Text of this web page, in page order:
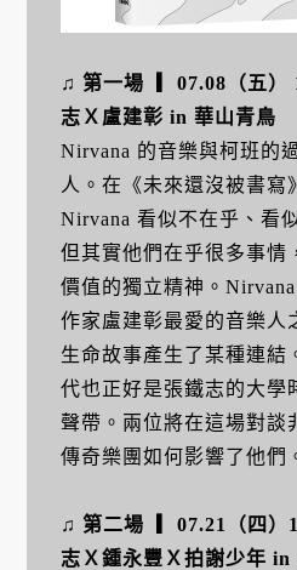
♫ 第一場 ▎07.08（五）
志Ｘ盧建彰 in 華山青鳥
Nirvana 的音樂與柯班的
人。在《未來還沒被書寫
Nirvana 看似不在乎、看
但其實他們在乎很多事情
價值的獨立精神。
作家盧建彰最愛的音樂人
生命故事產生了某種連結
代也正好是張鐵志的大學
聲帶。兩位將在這場對談
傳奇樂團如何影響了他們
♫ 第二場 ▎07.21（四）
志Ｘ鍾永豐Ｘ拍謝少年 in